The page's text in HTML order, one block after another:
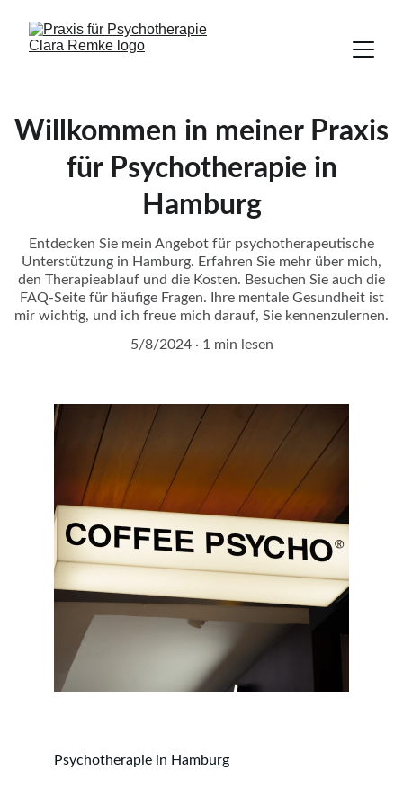
Willkommen in meiner Praxis
für Psychotherapie in
Hamburg
Entdecken Sie mein Angebot für psychotherapeutische
Unterstützung in Hamburg. Erfahren Sie mehr über mich,
den Therapieablauf und die Kosten. Besuchen Sie auch die
FAQ-Seite für häufige Fragen. Ihre mentale Gesundheit ist
mir wichtig, und ich freue mich darauf, Sie kennenzulernen.
5/8/2024
1 min lesen
Psychotherapie in Hamburg